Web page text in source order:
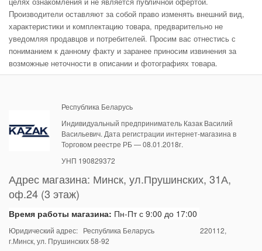
Производители оставляют за собой право изменять внешний вид,
характеристики и комплектацию товара, предварительно не
уведомляя продавцов и потребителей. Просим вас отнестись с
пониманием к данному факту и заранее приносим извинения за
возможные неточности в описании и фотографиях товара.
Республика Беларусь
Индивидуальный предприниматель Казак Василий
Васильевич. Дата регистрации интернет-магазина в
Торговом реестре РБ — 08.01.2018г.
УНП 190829372
Адрес магазина: Минск, ул.Прушинских, 31А,
оф.24 (3 этаж)
Время работы магазина: Пн-Пт с 9:00 до 17:00
Юридический адрес: Республика Беларусь 220112,
г.Минск, ул. Прушинских 58-92